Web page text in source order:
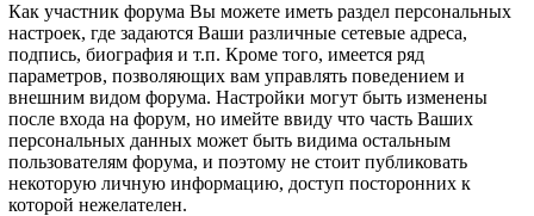
Как участник форума Вы можете иметь раздел персональных
настроек, где задаются Ваши различные сетевые адреса,
подпись, биография и т.п. Кроме того, имеется ряд
параметров, позволяющих вам управлять поведением и
внешним видом форума. Настройки могут быть изменены
после входа на форум, но имейте ввиду что часть Ваших
персональных данных может быть видима остальным
пользователям форума, и поэтому не стоит публиковать
некоторую личную информацию, доступ посторонних к
которой нежелателен.